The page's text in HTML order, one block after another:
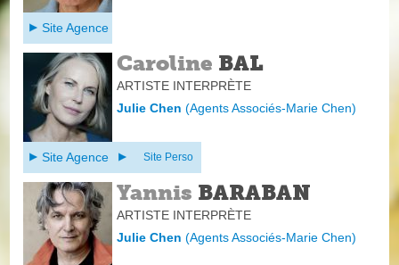
Site Agence
Caroline BAL
ARTISTE INTERPRÈTE
Julie Chen(Agents Associés-Marie Chen)
Site Agence Site Perso
Yannis BARABAN
ARTISTE INTERPRÈTE
Julie Chen(Agents Associés-Marie Chen)